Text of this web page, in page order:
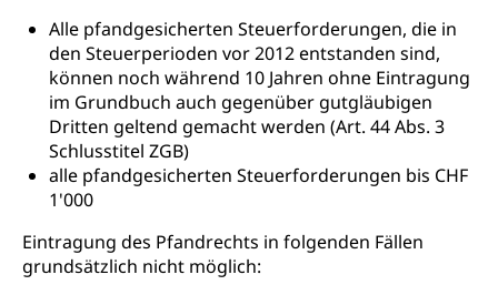
Alle pfandgesicherten Steuerforderungen, die in
den Steuerperioden vor 2012 entstanden sind,
können noch während 10 Jahren ohne Eintragung
im Grundbuch auch gegenüber gutgläubigen
Dritten geltend gemacht werden (Art. 44 Abs. 3
Schlusstitel ZGB)
alle pfandgesicherten Steuerforderungen bis CHF
1'000
Eintragung des Pfandrechts in folgenden Fällen
grundsätzlich nicht möglich: